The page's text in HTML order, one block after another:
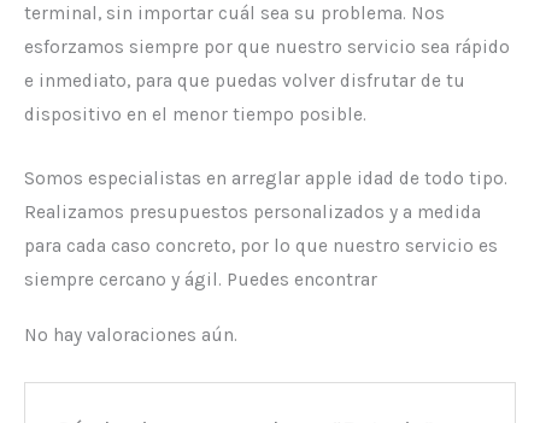
terminal, sin importar cuál sea su problema. Nos
esforzamos siempre por que nuestro servicio sea rápido
e inmediato, para que puedas volver disfrutar de tu
dispositivo en el menor tiempo posible.
Somos especialistas en arreglar apple idad de todo tipo.
Realizamos presupuestos personalizados y a medida
para cada caso concreto, por lo que nuestro servicio es
siempre cercano y ágil. Puedes encontrar
No hay valoraciones aún.